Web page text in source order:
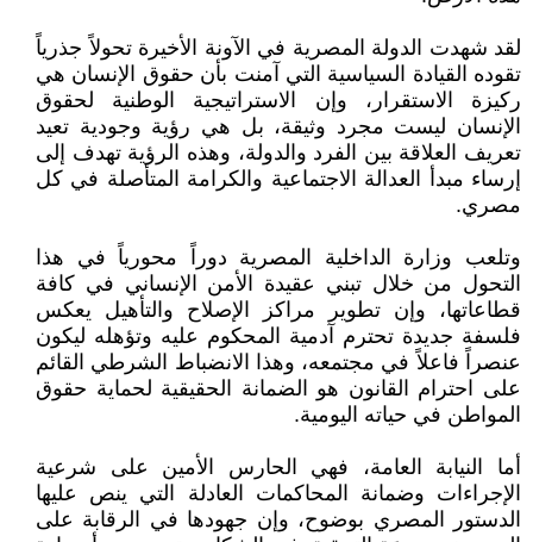
لقد شهدت الدولة المصرية في الآونة الأخيرة تحولاً جذرياً
تقوده القيادة السياسية التي آمنت بأن حقوق الإنسان هي
ركيزة الاستقرار، وإن الاستراتيجية الوطنية لحقوق
الإنسان ليست مجرد وثيقة، بل هي رؤية وجودية تعيد
تعريف العلاقة بين الفرد والدولة، وهذه الرؤية تهدف إلى
إرساء مبدأ العدالة الاجتماعية والكرامة المتأصلة في كل
مصري.
وتلعب وزارة الداخلية المصرية دوراً محورياً في هذا
التحول من خلال تبني عقيدة الأمن الإنساني في كافة
قطاعاتها، وإن تطوير مراكز الإصلاح والتأهيل يعكس
فلسفة جديدة تحترم آدمية المحكوم عليه وتؤهله ليكون
عنصراً فاعلاً في مجتمعه، وهذا الانضباط الشرطي القائم
على احترام القانون هو الضمانة الحقيقية لحماية حقوق
المواطن في حياته اليومية.
أما النيابة العامة، فهي الحارس الأمين على شرعية
الإجراءات وضمانة المحاكمات العادلة التي ينص عليها
الدستور المصري بوضوح، وإن جهودها في الرقابة على